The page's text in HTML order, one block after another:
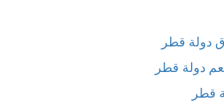
دولة قطر
دولة قطر
قطر